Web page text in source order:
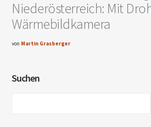
Niederösterreich: Mit
Wärmebildkamera
von Martin Grasberger
Suchen